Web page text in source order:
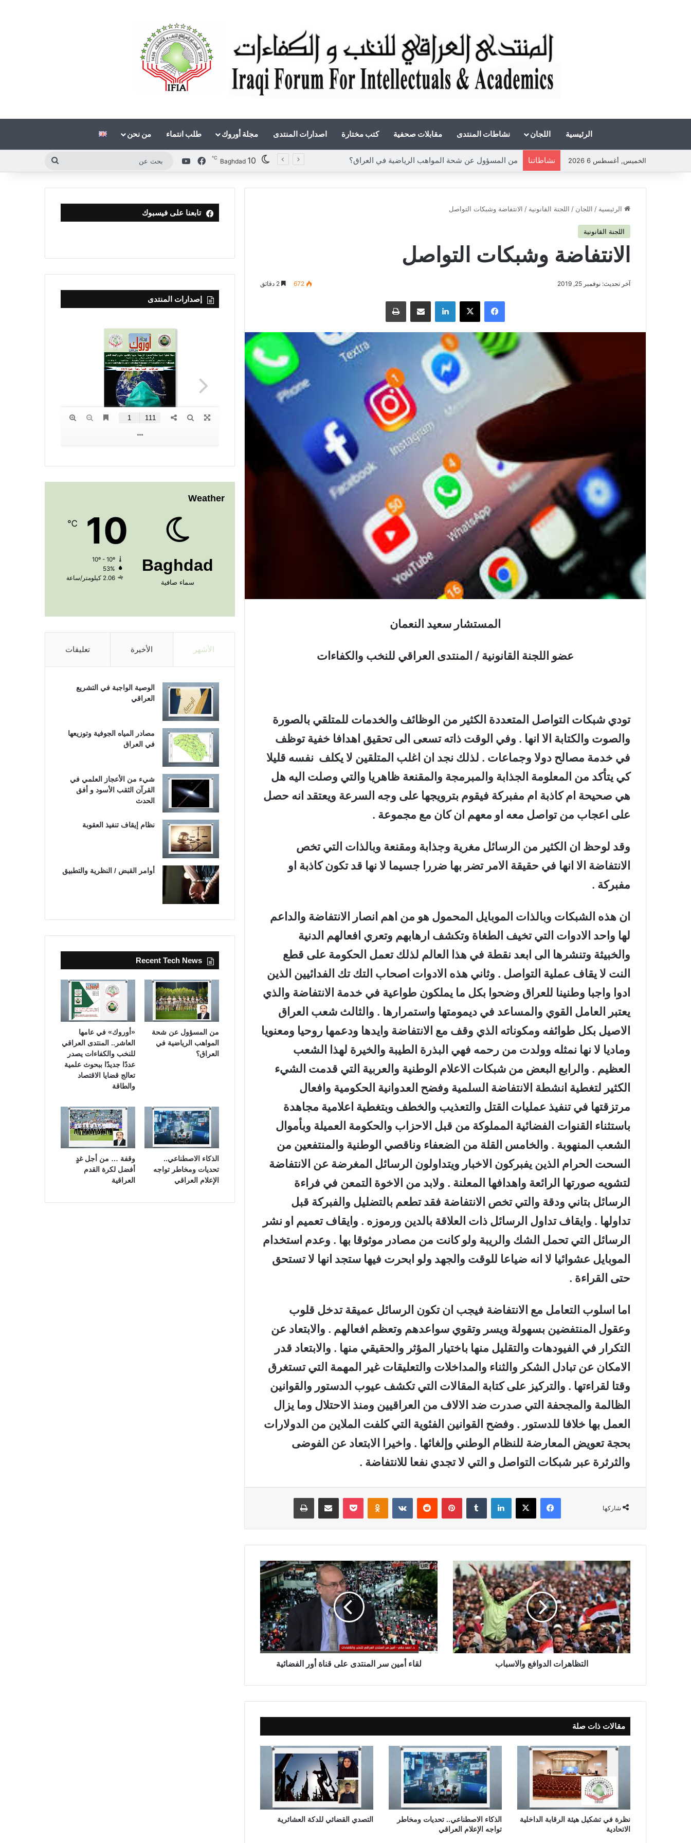
الرئيسية اللجان نشاطات المنتدى مقابلات صحفية كتب مختارة اصدارات المنتدى مجلة أوروك طلب انتماء من نحن
الخميس, أغسطس 6 2026 نشاطاتنا من المسؤول عن شحة المواهب الرياضية في العراق؟ Baghdad 10
℃ فيسبوك‫YouTube
الرئيسية / اللجان / اللجنة القانونية / الانتفاضة وشبكات التواصل
اللجنة القانونية
الانتفاضة وشبكات التواصل
آخر تحديث: نوفمبر 25, 2019 672
فيسبوك لينكدإن
المستشار سعيد النعمان
عضو اللجنة القانونية / المنتدى العراقي للنخب والكفاءات
تودي شبكات التواصل المتعددة الكثير من الوظائف والخدمات للمتلقي بالصورة
والصوت والكتابة الا انها . وفي الوقت ذاته تسعى الى تحقيق اهدافا خفية توظف
في خدمة مصالح دولا وجماعات . لذلك نجد ان اغلب المتلقين لا يكلف نفسه قليلا
كي يتأكد من المعلومة الجذابة والمبرمجة والمقنعة ظاهريا والتي وصلت اليه هل
هي صحيحة ام كاذبة ام مفبركة فيقوم بترويجها على وجه السرعة ويعتقد انه حصل
على اعجاب من تواصل معه او معهم ان كان مع مجموعة .
وقد لوحظ ان الكثير من الرسائل مغرية وجذابة ومقنعة وبالذات التي تخص
الانتفاضة الا انها في حقيقة الامر تضر بها ضررا جسيما لا نها قد تكون كاذبة او
مفبركة .
ان هذه الشبكات وبالذات الموبايل المحمول هو من اهم انصار الانتفاضة والداعم
لها واحد الادوات التي تخيف الطغاة وتكشف ارهابهم وتعري افعالهم الدنية
والخبيثة وتنشرها الى ابعد نقطة في هذا العالم لذلك تعمل الحكومة على قطع
النت لا يقاف عملية التواصل . وثاني هذه الادوات اصحاب التك تك الفدائيين الذين
ادوا واجبا وطنينا للعراق وضحوا بكل ما يملكون طواعية في خدمة الانتفاضة والذي
يعتبر العامل القوي والمساعد في ديمومتها واستمرارها . والثالث شعب العراق
الاصيل بكل طوائفه ومكوناته الذي وقف مع الانتفاضة وايدها ودعمها روحيا ومعنويا
وماديا لا نها نمثله وولدت من رحمه فهي البذرة الطيبة والخيرة لهذا الشعب
العظيم . والرابع البعض من شبكات الاعلام الوطنية والعربية التي قدمت الشيء
الكثير لتغطية انشطة الانتفاضة السلمية وفضح العدوانية الحكومية وافعال
مرتزقتها في تنفيذ عمليات القتل والتعذيب والخطف وبتغطية اعلامية مجاهدة
باستثناء القنوات الفضائية المملوكة من قبل الاحزاب والحكومة العميلة وبأموال
الشعب المنهوبة . والخامس القلة من الضعفاء وناقصي الوطنية والمنتفعين من
السحت الحرام الذين يفبركون الاخبار ويتداولون الرسائل المغرضة عن الانتفاضة
لتشويه صورتها الرائعة واهدافها المعلنة . ولابد من الاخوة التمعن في فراءة
الرسائل بتاني ودقة والتي تخص الانتفاضة فقد تطعم بالتضليل والفبركة قبل
تداولها . وايقاف تداول الرسائل ذات العلاقة بالدين ورموزه . وايقاف تعميم او نشر
الرسائل التي تحمل الشك والريبة ولو كانت من مصادر موثوقا بها . وعدم استخدام
الموبايل عشوائيا لا انه ضياعا للوقت والجهد ولو ابحرت فيها ستجد انها لا تستحق
حتى القراءة .
اما اسلوب التعامل مع الانتفاضة فيجب ان تكون الرسائل عميقة تدخل قلوب
وعقول المنتفضين بسهولة ويسر وتقوي سواعدهم وتعظم افعالهم . والابتعاد عن
التكرار في الفيودهات والتقليل منها باختيار المؤثر والحقيقي منها . والابتعاد قدر
الامكان عن تبادل الشكر والثناء والمداخلات والتعليقات غير المهمة التي تستغرق
وقتا لقراءتها . والتركيز على كتابة المقالات التي تكشف عيوب الدستور والقوانين
الظالمة والمجحفة التي صدرت ضد الالاف من العراقيين ومنذ الاحتلال وما يزال
العمل بها خلافا للدستور . وفضح القوانين الفئوية التي كلفت الملاين من الدولارات
بحجة تعويض المعارضة للنظام الوطني وإلغائها . واخيرا الابتعاد عن الفوضى
والثرثرة عبر شبكات التواصل و التي لا تجدي نفعا للانتفاضة .
شاركها
فيسبوك ‫X لينكدإن بينتيريست ‏VKontakte
ا
ل
ت
ظ
ا
ه
ر
ا
ت
د
ف
التظاهرات الدوافع والاسباب
ل
ق
ء
أ
م
ي
ن
س
ل
ت
ع
ل
ى
ق
ن
ا
أ
لقاء أمين سر المنتدى على قناة أور الفضائية
مقالات ذات صلة
نظرة في تشكيل هيئة الرقابة الداخلية
الاتحادية
الذكاء الاصطناعي.. تحديات ومخاطر
تواجه الإعلام العراقي
التصدي القضائي للدكة العشائرية
تابعنا على فيسبوك
إصدارات المنتدى
Weather
Baghdad
سماء صافية
10
℃
10º - 10º
53%
2.06 كيلومتر/ساعة
الأشهر الأخيرة تعليقات
الوصية الواجبة في التشريع
العراقي
مصادر المياه الجوفية وتوزيعها
في العراق
شيء من الأعجاز العلمي في
القرآن الثقب الأسود و أفق
الحدث
نظام إيقاف تنفيذ العقوبة
أوامر القبض / النظرية والتطبيق
Recent Tech News
من المسؤول عن شحة
المواهب الرياضية في
العراق؟
«أوروك» في عامها
العاشر.. المنتدى العراقي
للنخب والكفاءات يصدر
عددًا جديدًا ببحوث علمية
تعالج قضايا الاقتصاد
والطاقة
الذكاء الاصطناعي..
تحديات ومخاطر تواجه
الإعلام العراقي
وقفة … من أجل غدٍ
أفضل لكرة القدم
العراقية